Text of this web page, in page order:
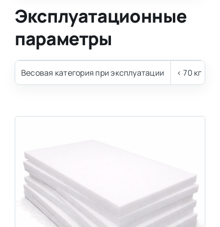
Эксплуатационные
параметры
Весовая категория при эксплуатации < 70 кг